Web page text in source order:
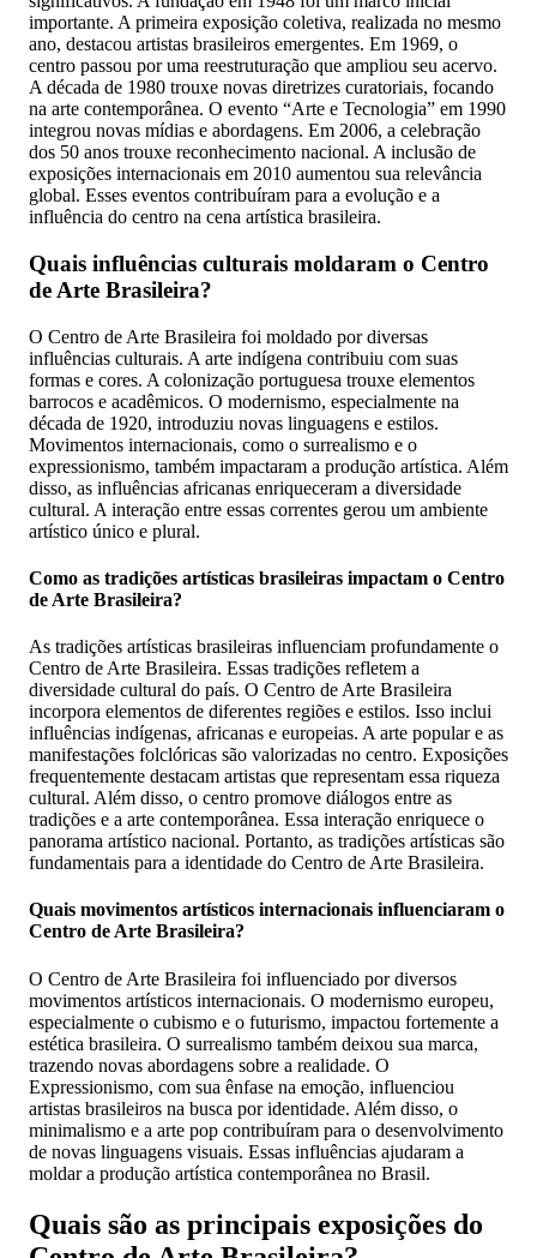
importante. A primeira exposição coletiva, realizada no mesmo
ano, destacou artistas brasileiros emergentes. Em 1969, o
centro passou por uma reestruturação que ampliou seu acervo.
A década de 1980 trouxe novas diretrizes curatoriais, focando
na arte contemporânea. O evento “Arte e Tecnologia” em 1990
integrou novas mídias e abordagens. Em 2006, a celebração
dos 50 anos trouxe reconhecimento nacional. A inclusão de
exposições internacionais em 2010 aumentou sua relevância
global. Esses eventos contribuíram para a evolução e a
influência do centro na cena artística brasileira.
Quais influências culturais moldaram o Centro
de Arte Brasileira?
O Centro de Arte Brasileira foi moldado por diversas
influências culturais. A arte indígena contribuiu com suas
formas e cores. A colonização portuguesa trouxe elementos
barrocos e acadêmicos. O modernismo, especialmente na
década de 1920, introduziu novas linguagens e estilos.
Movimentos internacionais, como o surrealismo e o
expressionismo, também impactaram a produção artística. Além
disso, as influências africanas enriqueceram a diversidade
cultural. A interação entre essas correntes gerou um ambiente
artístico único e plural.
Como as tradições artísticas brasileiras impactam o Centro
de Arte Brasileira?
As tradições artísticas brasileiras influenciam profundamente o
Centro de Arte Brasileira. Essas tradições refletem a
diversidade cultural do país. O Centro de Arte Brasileira
incorpora elementos de diferentes regiões e estilos. Isso inclui
influências indígenas, africanas e europeias. A arte popular e as
manifestações folclóricas são valorizadas no centro. Exposições
frequentemente destacam artistas que representam essa riqueza
cultural. Além disso, o centro promove diálogos entre as
tradições e a arte contemporânea. Essa interação enriquece o
panorama artístico nacional. Portanto, as tradições artísticas são
fundamentais para a identidade do Centro de Arte Brasileira.
Quais movimentos artísticos internacionais influenciaram o
Centro de Arte Brasileira?
O Centro de Arte Brasileira foi influenciado por diversos
movimentos artísticos internacionais. O modernismo europeu,
especialmente o cubismo e o futurismo, impactou fortemente a
estética brasileira. O surrealismo também deixou sua marca,
trazendo novas abordagens sobre a realidade. O
Expressionismo, com sua ênfase na emoção, influenciou
artistas brasileiros na busca por identidade. Além disso, o
minimalismo e a arte pop contribuíram para o desenvolvimento
de novas linguagens visuais. Essas influências ajudaram a
moldar a produção artística contemporânea no Brasil.
Quais são as principais exposições do